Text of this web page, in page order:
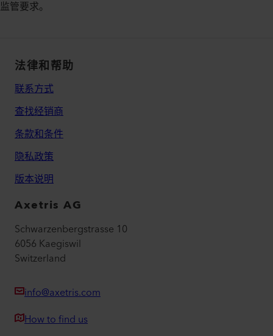
监管要求。
法律和帮助
联系方式
查找经销商
条款和条件
隐私政策
版本说明
Axetris AG
Schwarzenbergstrasse 10
6056 Kaegiswil
Switzerland
info@axetris.com
How to find us